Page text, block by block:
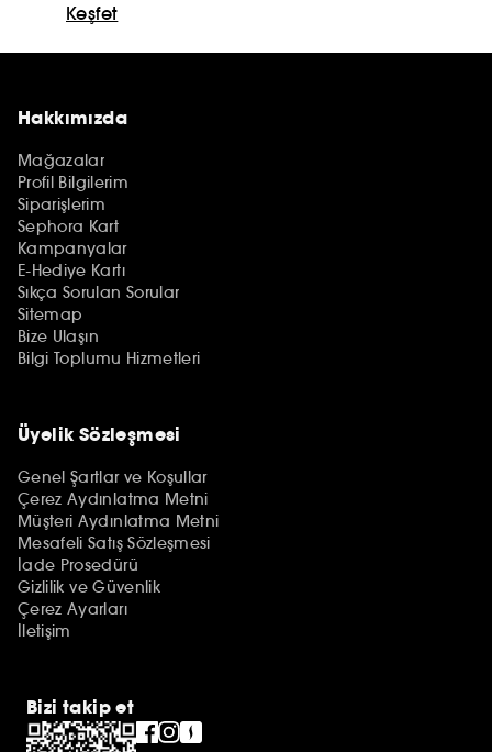
Keşfet
Hakkımızda
Mağazalar
Profil Bilgilerim
Siparişlerim
Sephora Kart
Kampanyalar
E-Hediye Kartı
Sıkça Sorulan Sorular
Sitemap
Bize Ulaşın
Bilgi Toplumu Hizmetleri
Üyelik Sözleşmesi
Genel Şartlar ve Koşullar
Çerez Aydınlatma Metni
Müşteri Aydınlatma Metni
Mesafeli Satış Sözleşmesi
İade Prosedürü
Gizlilik ve Güvenlik
Çerez Ayarları
İletişim
Bizi takip et